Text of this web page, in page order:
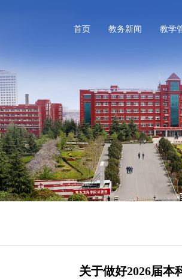
首页 教务新闻 教学
关于做好2026届本